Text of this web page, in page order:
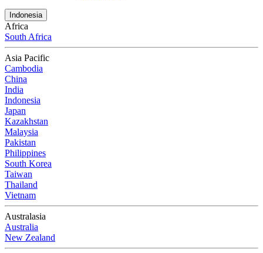
Indonesia
Africa
South Africa
Asia Pacific
Cambodia
China
India
Indonesia
Japan
Kazakhstan
Malaysia
Pakistan
Philippines
South Korea
Taiwan
Thailand
Vietnam
Australasia
Australia
New Zealand